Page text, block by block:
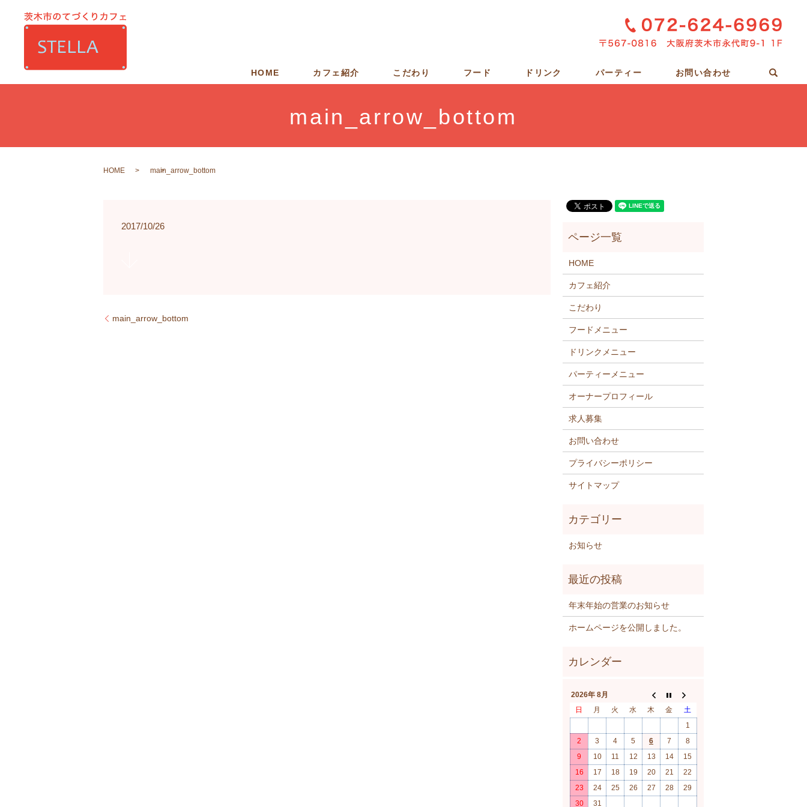
HOME カフェ紹介 こだわり フード ドリンク パーティー お問い合わせ
main_arrow_bottom
HOME main_arrow_bottom
2017/10/26
main_arrow_bottom
HOME
カフェ紹介
こだわり
フードメニュー
ドリンクメニュー
パーティーメニュー
オーナープロフィール
求人募集
お問い合わせ
プライバシーポリシー
サイトマップ
お知らせ
年末年始の営業のお知らせ
ホームページを公開しました。
2026年 8月
日
月 火 水 木 金
土
1
2
3 4 5 6 7
8
9
10 11 12 13 14
15
16
17 18 19 20 21
22
23
24 25 26 27 28
29
30
31